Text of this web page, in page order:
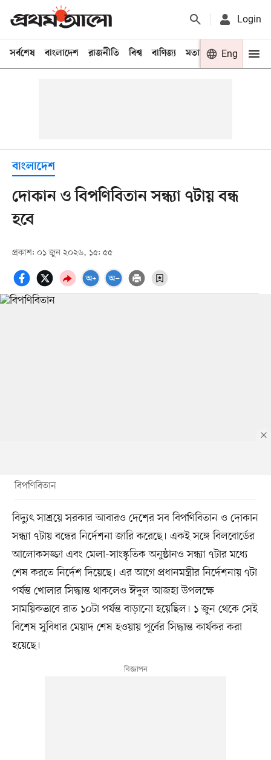
Login
সর্বশেষ বাংলাদেশ রাজনীতি বিশ্ব বাণিজ্য মতামত খেলা
Eng
বাংলাদেশ
দোকান ও বিপণিবিতান সন্ধ্যা ৭টায় বন্ধ
হবে
প্রকাশ: ০১ জুন ২০২৬, ১৫: ৫৫
বিপণিবিতান
বিদ্যুৎ সাশ্রয়ে সরকার আবারও দেশের সব বিপণিবিতান ও দোকান
সন্ধ্যা ৭টায় বন্ধের নির্দেশনা জারি করেছে। একই সঙ্গে বিলবোর্ডের
আলোকসজ্জা এবং মেলা-সাংস্কৃতিক অনুষ্ঠানও সন্ধ্যা ৭টার মধ্যে
শেষ করতে নির্দেশ দিয়েছে। এর আগে প্রধানমন্ত্রীর নির্দেশনায় ৭টা
পর্যন্ত খোলার সিদ্ধান্ত থাকলেও ঈদুল আজহা উপলক্ষে
সাময়িকভাবে রাত ১০টা পর্যন্ত বাড়ানো হয়েছিল। ১ জুন থেকে সেই
বিশেষ সুবিধার মেয়াদ শেষ হওয়ায় পূর্বের সিদ্ধান্ত কার্যকর করা
হয়েছে।